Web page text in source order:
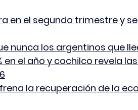
en el segundo trimestre y
nunca los argentinos que
en el año y cochilco revela
la recuperación de la